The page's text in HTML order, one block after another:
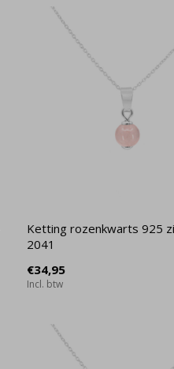
Ketting rozenkwarts 925
2041
€34,95
Incl. btw